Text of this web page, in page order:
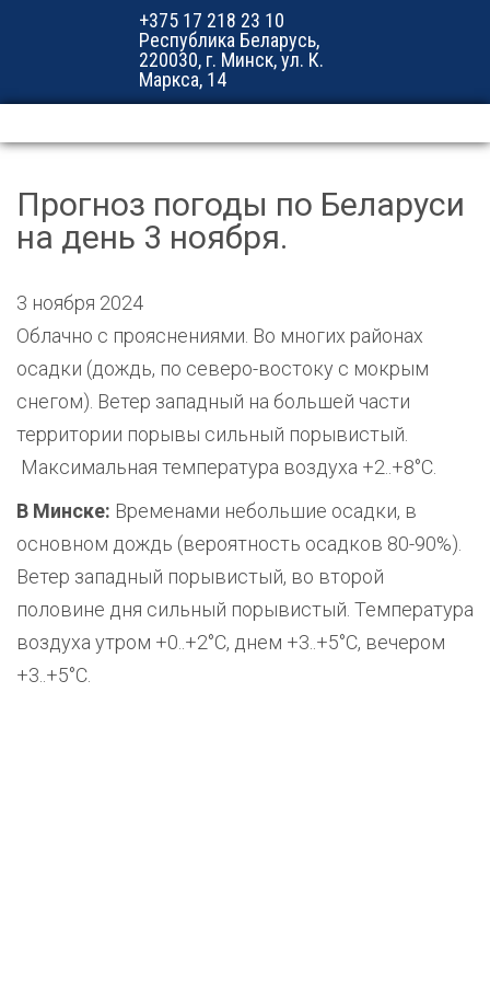
+375 17 218 23 10
Республика Беларусь,
220030, г. Минск, ул. К.
Маркса, 14
Прогноз погоды по Беларуси
на день 3 ноября.
3 ноября 2024
Облачно с прояснениями. Во многих районах
осадки (дождь, по северо-востоку с мокрым
снегом). Ветер западный на большей части
территории порывы сильный порывистый.
Максимальная температура воздуха +2..+8°С.
В Минске: Временами небольшие осадки, в
основном дождь (вероятность осадков 80-90%).
Ветер западный порывистый, во второй
половине дня сильный порывистый. Температура
воздуха утром +0..+2°С, днем +3..+5°С, вечером
+3..+5°С.